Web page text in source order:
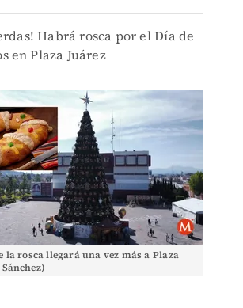
Habrá rosca por el Día de
en Plaza Juárez
la rosca llegará una vez más a Plaza